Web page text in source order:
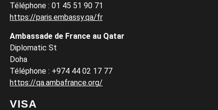
Téléphone : 01 45 51 90 71
https://paris.embassy.qa/fr
Ambassade de France au Qatar
Diplomatic St
Doha
Téléphone : +974 44 02 17 77
https://qa.ambafrance.org/
VISA